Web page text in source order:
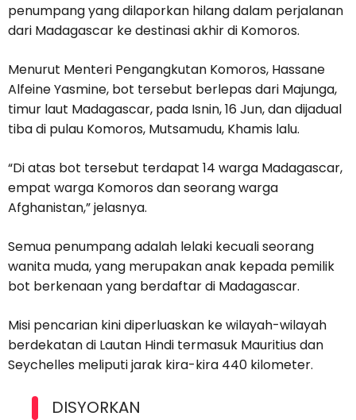
penumpang yang dilaporkan hilang dalam perjalanan
dari Madagascar ke destinasi akhir di Komoros.
Menurut Menteri Pengangkutan Komoros, Hassane
Alfeine Yasmine, bot tersebut berlepas dari Majunga,
timur laut Madagascar, pada Isnin, 16 Jun, dan dijadual
tiba di pulau Komoros, Mutsamudu, Khamis lalu.
“Di atas bot tersebut terdapat 14 warga Madagascar,
empat warga Komoros dan seorang warga
Afghanistan,” jelasnya.
Semua penumpang adalah lelaki kecuali seorang
wanita muda, yang merupakan anak kepada pemilik
bot berkenaan yang berdaftar di Madagascar.
Misi pencarian kini diperluaskan ke wilayah-wilayah
berdekatan di Lautan Hindi termasuk Mauritius dan
Seychelles meliputi jarak kira-kira 440 kilometer.
DISYORKAN